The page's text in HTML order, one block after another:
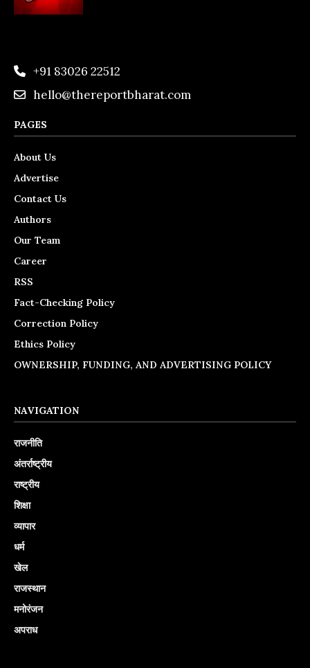
+91 83026 22512
hello@thereportbharat.com
PAGES
About Us
Advertise
Contact Us
Authors
Our Team
Career
RSS
Fact-Checking Policy
Correction Policy
Ethics Policy
OWNERSHIP, FUNDING, AND ADVERTISING POLICY
NAVIGATION
राजनीति
अंतर्राष्ट्रीय
राष्ट्रीय
शिक्षा
व्यापार
धर्म
खेल
राजस्थान
मनोरंजन
अपराध